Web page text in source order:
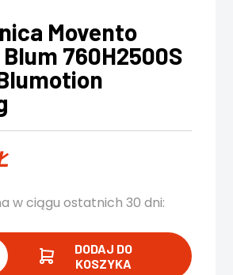
Movento
760H2500S
w ciągu ostatnich 30 dni:
DODAJ DO
KOSZYKA